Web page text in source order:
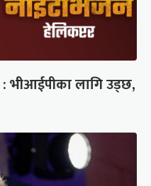
भीआईपीका लागि उड्छ,